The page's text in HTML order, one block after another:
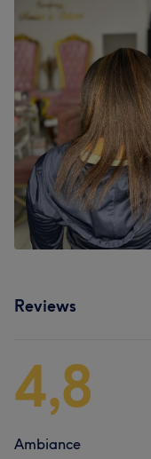
Reviews
4,8
Ambiance